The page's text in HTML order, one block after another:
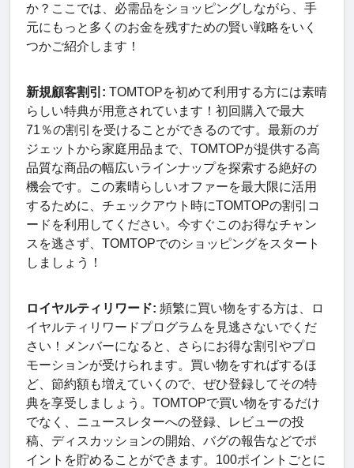
か？ここでは、必需品をショッピングしながら、手
元にもっと多くのお金を残すための賢い戦略をいく
つかご紹介します！
新規顧客割引: TOMTOPを初めて利用する方には素晴
らしい特典が用意されています！初回購入で最大
71％の割引を受けることができるのです。最新のガ
ジェットから家庭用品まで、TOMTOPが提供する高
品質な商品の幅広いラインナップを探索する絶好の
機会です。この素晴らしいオファーを最大限に活用
するために、チェックアウト時にTOMTOPの割引コ
ードを利用してください。今すぐこのお得なチャン
スを逃さず、TOMTOPでのショッピングをスタート
しましょう！
ロイヤルティリワード: 頻繁に買い物をする方は、ロ
イヤルティリワードプログラムを見逃さないでくだ
さい！メンバーになると、さらにお得な割引やプロ
モーションが受けられます。買い物をすればするほ
ど、節約額も増えていくので、ぜひ登録してその特
典を享受しましょう。TOMTOPで買い物をするだけ
でなく、ニュースレターへの登録、レビューの投
稿、ディスカッションの開始、バグの報告などでポ
イントを貯めることができます。100ポイントごとに